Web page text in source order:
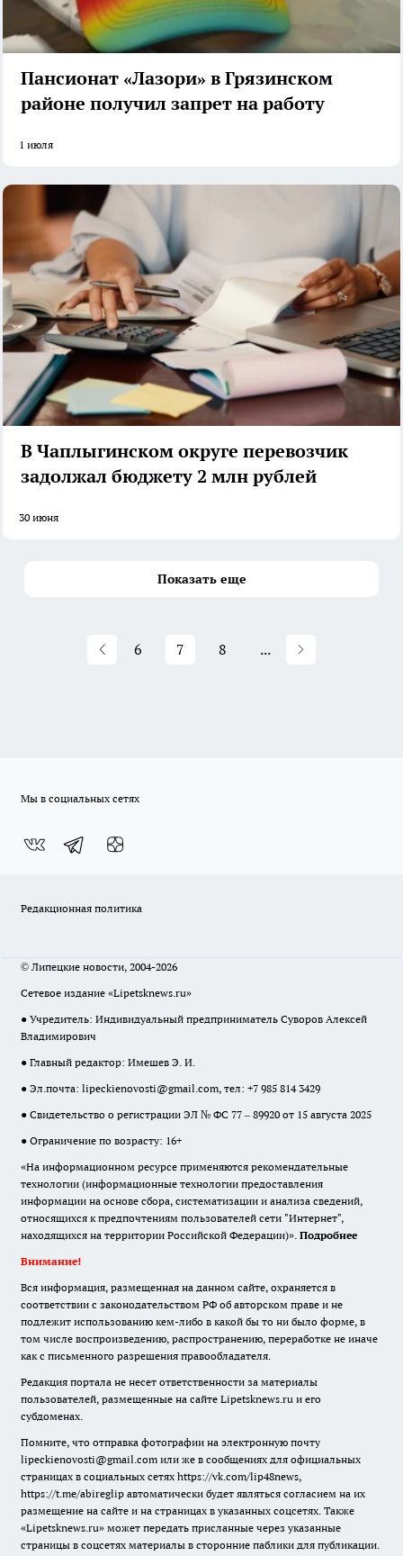
Пансионат «Лазори» в Грязинском
районе получил запрет на работу
1 июля
В Чаплыгинском округе перевозчик
задолжал бюджету 2 млн рублей
30 июня
Показать еще
6 7 8 ...
Мы в социальных сетях
Редакционная политика
© Липецкие новости, 2004-2026
Сетевое издание «Lipetsknews.ru»
● Учредитель: Индивидуальный предприниматель Суворов Алексей
Владимирович
● Главный редактор: Имешев Э. И.
● Эл.почта: lipeckienovosti@gmail.com, тел: +7 985 814 3429
● Свидетельство о регистрации ЭЛ № ФС 77 – 89920 от 15 августа 2025
● Ограничение по возрасту: 16+
«На информационном ресурсе применяются рекомендательные
технологии (информационные технологии предоставления
информации на основе сбора, систематизации и анализа сведений,
относящихся к предпочтениям пользователей сети "Интернет",
находящихся на территории Российской Федерации)». Подробнее
Внимание!
Вся информация, размещенная на данном сайте, охраняется в
соответствии с законодательством РФ об авторском праве и не
подлежит использованию кем-либо в какой бы то ни было форме, в
том числе воспроизведению, распространению, переработке не иначе
как с письменного разрешения правообладателя.
Редакция портала не несет ответственности за материалы
пользователей, размещенные на сайте Lipetsknews.ru и его
субдоменах.
Помните, что отправка фотографии на электронную почту
lipeckienovosti@gmail.com или же в сообщениях для официальных
страницах в социальных сетях https://vk.com/lip48news,
https://t.me/abireglip автоматически будет являться согласием на их
размещение на сайте и на страницах в указанных соцсетях. Также
«Lipetsknews.ru» может передать присланные через указанные
страницы в соцсетях материалы в сторонние паблики для публикации.